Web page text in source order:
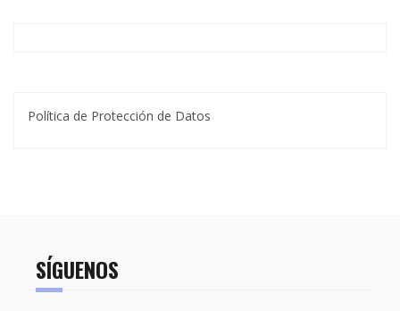
Política de Protección de Datos
SÍGUENOS